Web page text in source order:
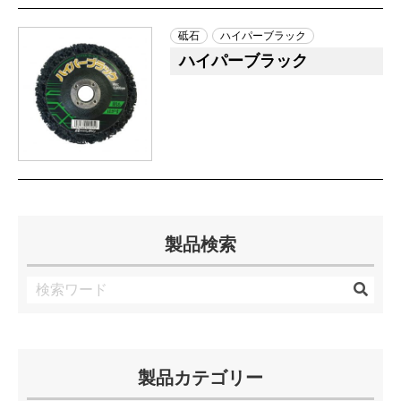
製品検索
製品カテゴリー
砥石 ハイパーブラック
ハイパーブラック